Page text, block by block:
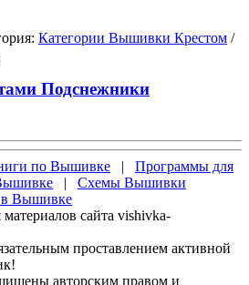
Категории Вышивки Крестом /
Подснежники
по Вышивке | Программы для
| Схемы Вышивки
Вышивке
сайта vishivka-
проставлением активной
авторским правом и